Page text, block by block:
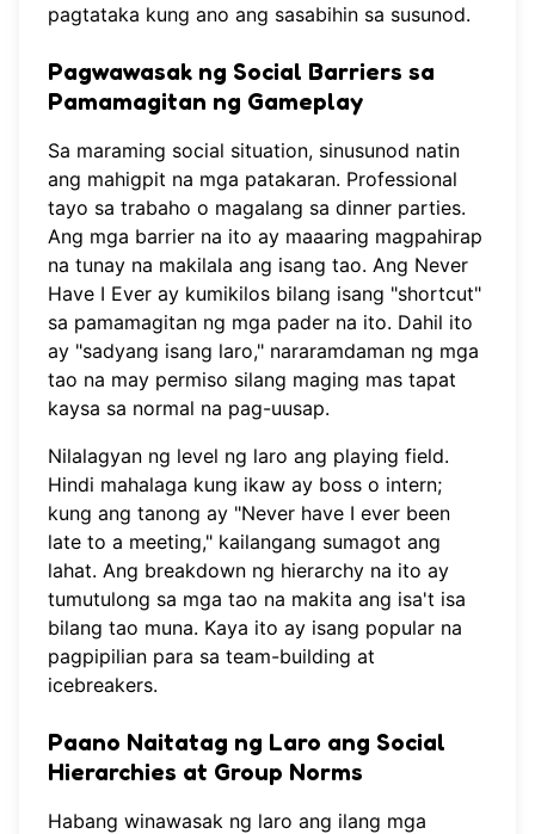
pagtataka kung ano ang sasabihin sa susunod.
Pagwawasak ng Social Barriers sa
Pamamagitan ng Gameplay
Sa maraming social situation, sinusunod natin
ang mahigpit na mga patakaran. Professional
tayo sa trabaho o magalang sa dinner parties.
Ang mga barrier na ito ay maaaring magpahirap
na tunay na makilala ang isang tao. Ang Never
Have I Ever ay kumikilos bilang isang "shortcut"
sa pamamagitan ng mga pader na ito. Dahil ito
ay "sadyang isang laro," nararamdaman ng mga
tao na may permiso silang maging mas tapat
kaysa sa normal na pag-uusap.
Nilalagyan ng level ng laro ang playing field.
Hindi mahalaga kung ikaw ay boss o intern;
kung ang tanong ay "Never have I ever been
late to a meeting," kailangang sumagot ang
lahat. Ang breakdown ng hierarchy na ito ay
tumutulong sa mga tao na makita ang isa't isa
bilang tao muna. Kaya ito ay isang popular na
pagpipilian para sa team-building at
icebreakers.
Paano Naitatag ng Laro ang Social
Hierarchies at Group Norms
Habang winawasak ng laro ang ilang mga